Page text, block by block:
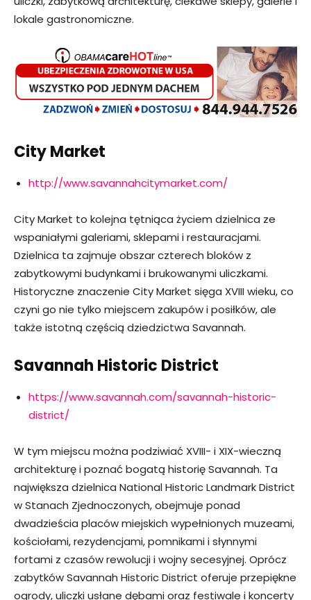
lokale gastronomiczne.
City Market
http://www.savannahcitymarket.com/
City Market to kolejna tętniąca życiem dzielnica ze
wspaniałymi galeriami, sklepami i restauracjami.
Dzielnica ta zajmuje obszar czterech bloków z
zabytkowymi budynkami i brukowanymi uliczkami.
Historyczne znaczenie City Market sięga XVIII wieku, co
czyni go nie tylko miejscem zakupów i posiłków, ale
także istotną częścią dziedzictwa Savannah.
Savannah Historic District
https://www.savannah.com/savannah-historic-
district/
W tym miejscu można podziwiać XVIII- i XIX-wieczną
architekturę i poznać bogatą historię Savannah. Ta
największa dzielnica National Historic Landmark District
w Stanach Zjednoczonych, obejmuje ponad
dwadzieścia placów miejskich wypełnionych muzeami,
kościołami, rezydencjami, pomnikami i słynnymi
fortami z czasów rewolucji i wojny secesyjnej. Oprócz
zabytków Savannah Historic District oferuje przepiękne
ogrody, uliczki usłane dębami oraz festiwale i koncerty